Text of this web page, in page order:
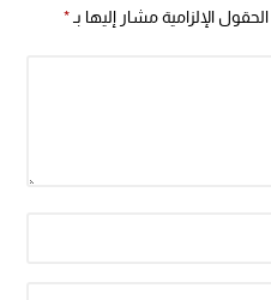
الحقول الإلزامية مشار إليها بـ*